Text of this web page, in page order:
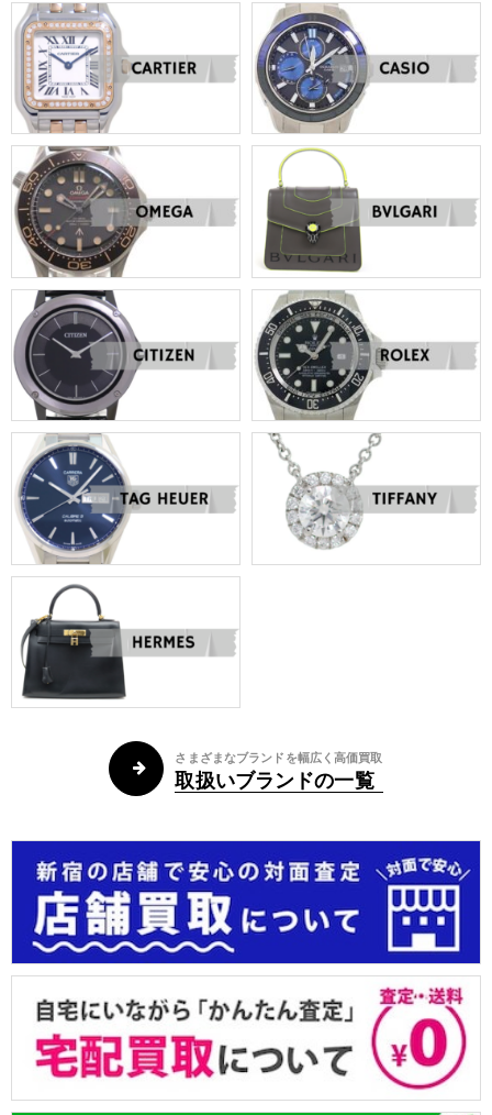
さまざまなブランドを幅広く高価買取
取扱いブランドの一覧